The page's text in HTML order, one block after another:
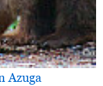
Azuga